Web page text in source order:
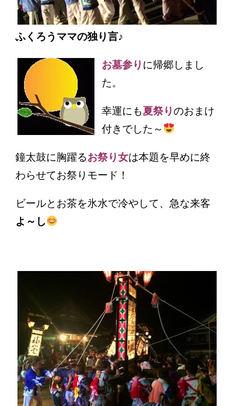
ふくろうママの独り言♪
お墓参り に帰郷しまし
た。
幸運にも夏祭りのおまけ
付きでした～
鐘太鼓に胸躍るお祭り女は本題を早めに終
わらせてお祭りモード！
ビールとお茶を氷水で冷やして、急な来客
よ～し